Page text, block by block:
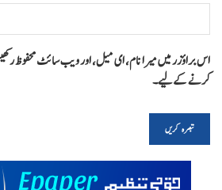
اس براؤزر میں میرا نام، ای میل، اور ویب سائٹ محفوظ
کرنے کےلیے۔